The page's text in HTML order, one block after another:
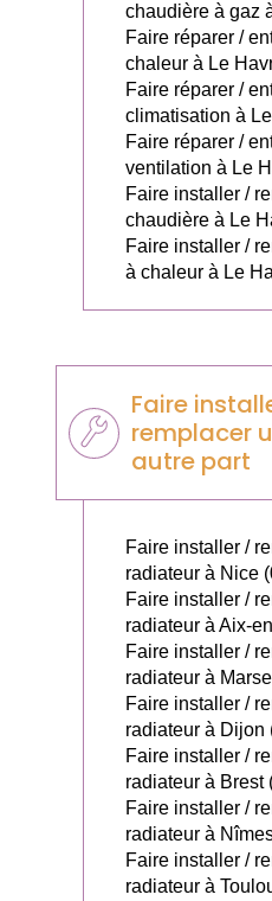
chaudière à gaz
Faire réparer /
chaleur à Le
Faire réparer /
climatisation à
Faire réparer /
ventilation à Le
Faire installer /
chaudière à Le
Faire installer /
à chaleur à Le
Faire
remplacer
autre part
Faire installer /
radiateur à Nice
Faire installer /
radiateur à Aix-
Faire installer /
radiateur à
Faire installer /
radiateur à Dijon
Faire installer /
radiateur à Brest
Faire installer /
radiateur à
Faire installer /
radiateur à